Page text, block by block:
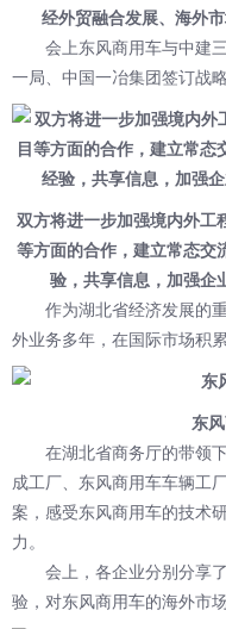
经外贸融合发展、海外
会上东风商用车与中建三
一局、中国一冶集团签订战
双方将进一步加强境内外工
等方面的合作，建立常态交
验，共享信息，加强企
作为湖北省经济发展的重
外业务多年，在国际市场积
东
在湖北省商务厅的带领下
成工厂、东风商用车车辆工
案，感受东风商用车的技术
力。
会上，各企业分别分享了
验，对东风商用车的海外市